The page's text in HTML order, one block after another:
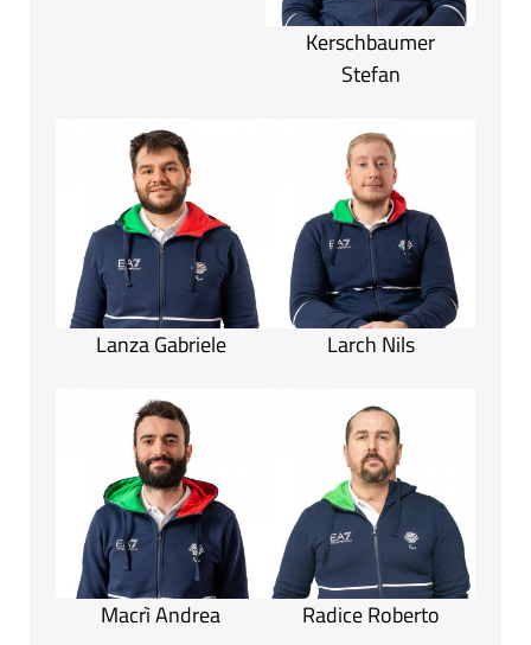
Kerschbaumer
Stefan
Lanza Gabriele Larch Nils
Macrì Andrea Radice Roberto